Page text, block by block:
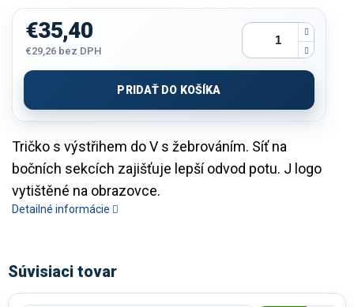
Tričko s výstřihem do V s žebrováním. Síť na
bočních sekcích zajišťuje lepší odvod potu. J logo
vytištěné na obrazovce.
Detailné informácie
€35,40
€29,26 bez DPH
cena:
PRIDAŤ DO KOŠÍKA
Súvisiaci tovar